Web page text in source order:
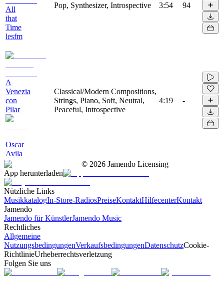
All
that
Time
lesfm
Pop, Synthesizer, Introspective 3:54 94
A
Venezia
con
Pilar
Oscar
Avila
Classical/Modern Compositions,
Strings, Piano, Soft, Neutral,
Peaceful, Introspective
4:19 -
© 2026 Jamendo Licensing
App herunterladen
Nützliche Links
MusikkatalogIn-Store-RadiosPreiseKontaktHilfecenterKontakt
Jamendo
Jamendo für KünstlerJamendo Music
Rechtliches
Allgemeine
NutzungsbedingungenVerkaufsbedingungenDatenschutzCookie-
RichtlinieUrheberrechtsverletzung
Folgen Sie uns